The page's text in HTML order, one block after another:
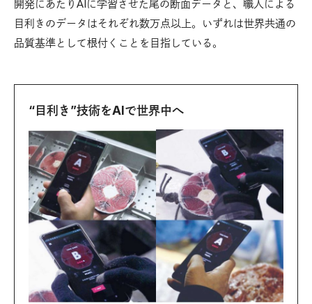
開発にあたりAIに学習させた尾の断面データと、職人による
目利きのデータはそれぞれ数万点以上。いずれは世界共通の
品質基準として根付くことを目指している。
“目利き”技術をAIで世界中へ